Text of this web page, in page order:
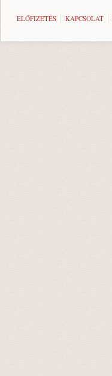
ELŐFIZETÉS KAPCSOLAT